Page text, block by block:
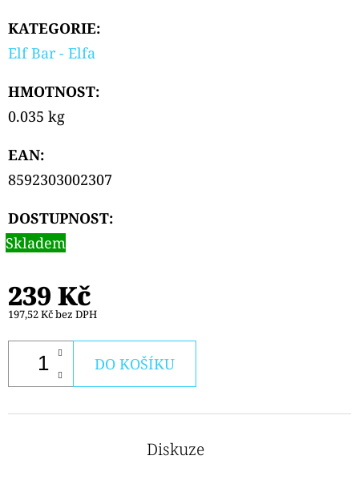
KATEGORIE:
Elf Bar - Elfa
HMOTNOST:
0.035 kg
EAN:
8592303002307
DOSTUPNOST:
Skladem
239 Kč
197,52 Kč bez DPH
DO KOŠÍKU
Diskuze